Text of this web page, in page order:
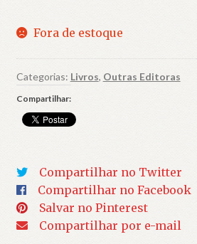
Fora de estoque
Categorias: Livros, Outras Editoras
Compartilhar:
Compartilhar no Twitter
Compartilhar no Facebook
Salvar no Pinterest
Compartilhar por e-mail